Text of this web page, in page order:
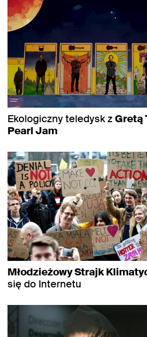
Ekologiczny teledysk zGretą
Pearl Jam
Młodzieżowy Strajk
się do Internetu